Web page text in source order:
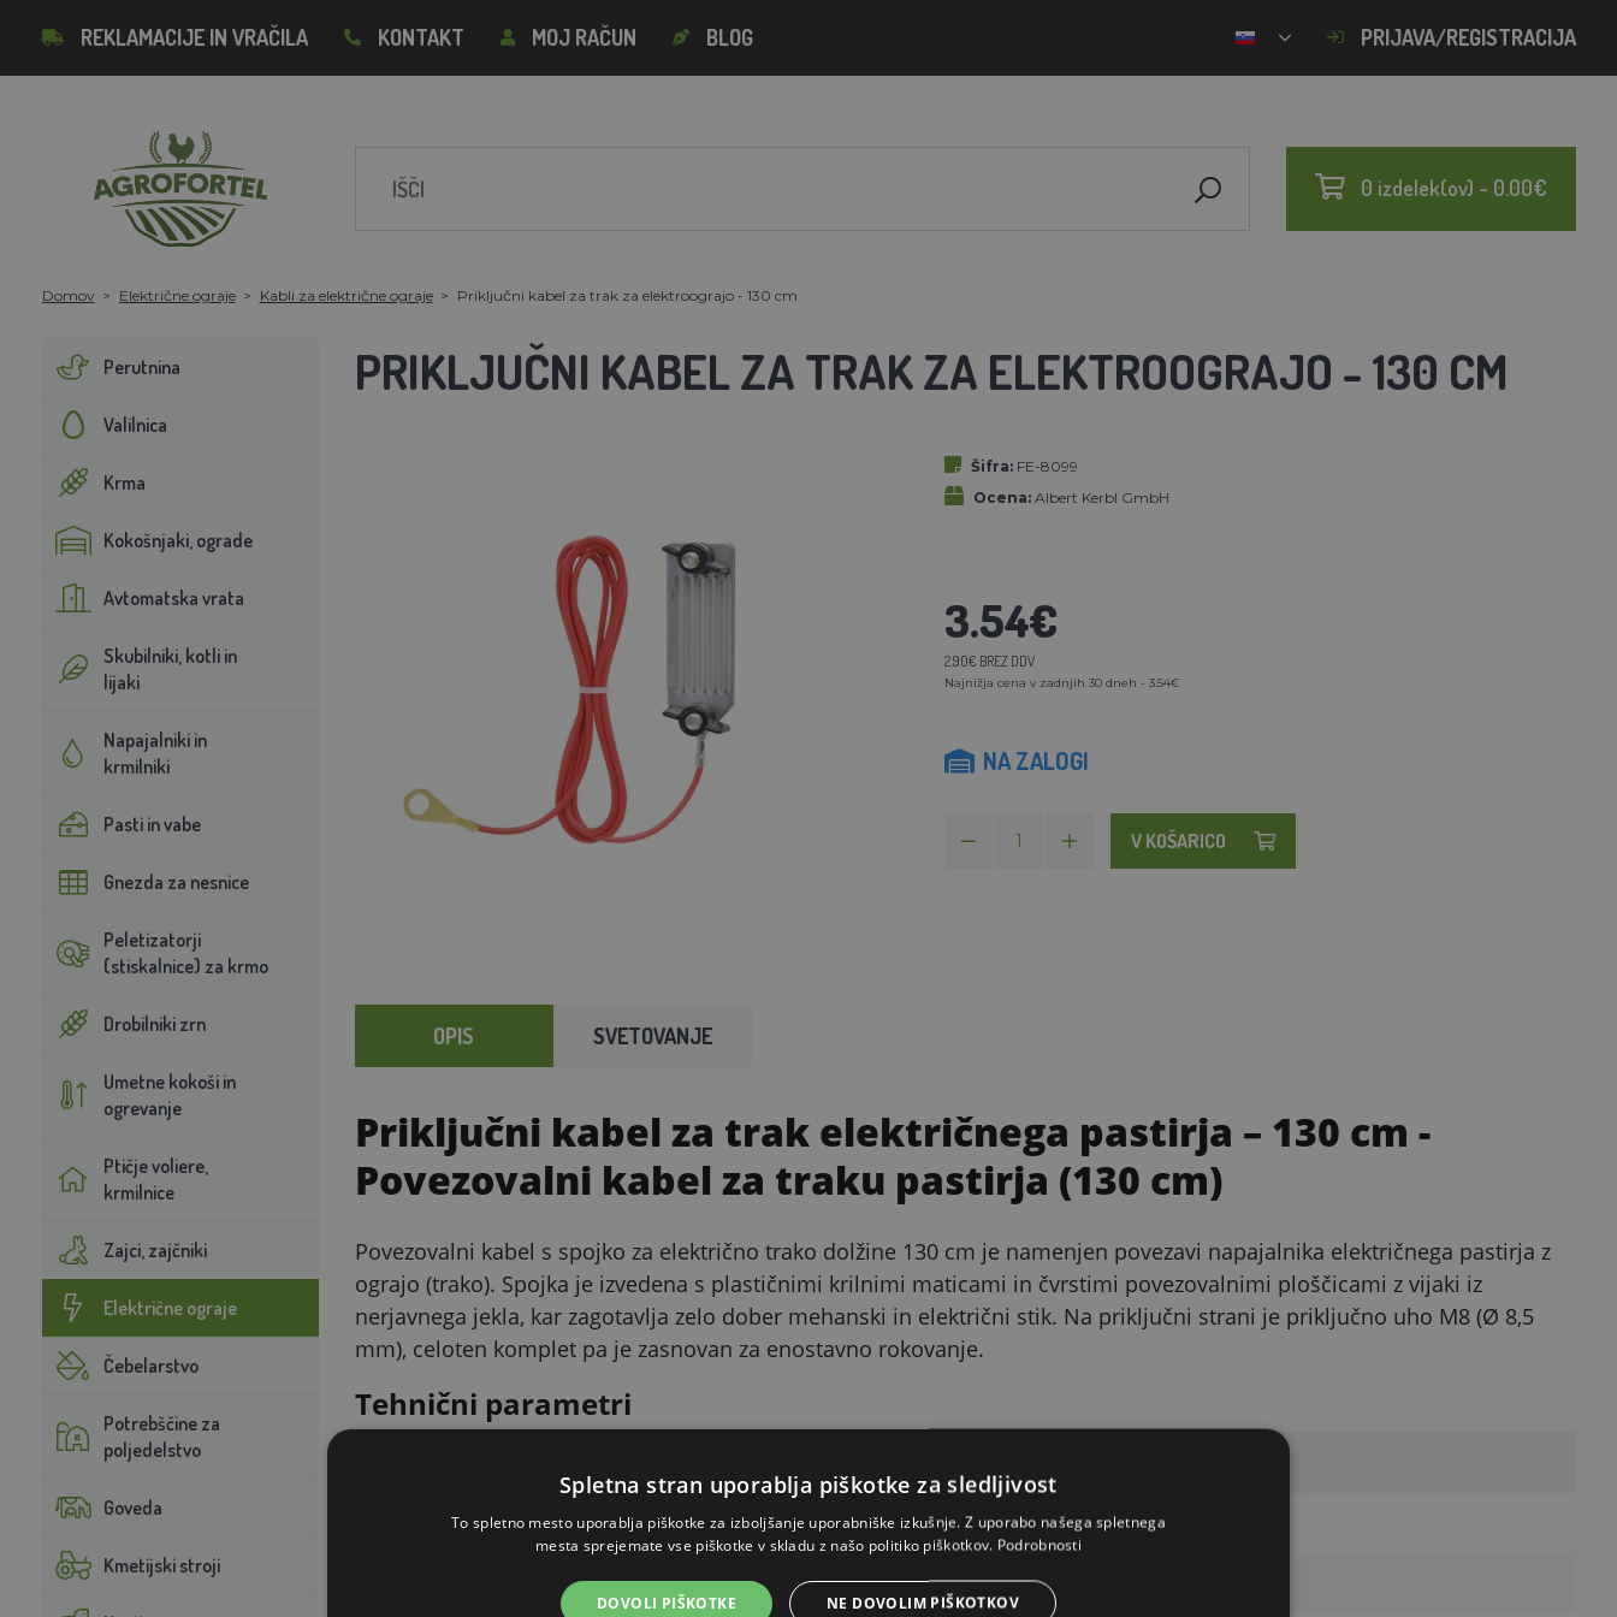
REKLAMACIJE IN VRAČILA KONTAKT MOJ RAČUN BLOG PRIJAVA/REGISTRACIJA
0 izdelek(ov) - 0.00€
Domov Električne ograje Kabli za električne ograje Priključni kabel za trak za elektroograjo - 130 cm
Perutnina
Valilnica
Krma
Kokošnjaki, ograde
Avtomatska vrata
Skubilniki, kotli in
lijaki
Napajalniki in
krmilniki
Pasti in vabe
Gnezda za nesnice
Peletizatorji
(stiskalnice) za krmo
Drobilniki zrn
Umetne kokoši in
ogrevanje
Ptičje voliere,
krmilnice
Zajci, zajčniki
Električne ograje
Čebelarstvo
Potrebščine za
poljedelstvo
Goveda
Kmetijski stroji
PRIKLJUČNI KABEL ZA TRAK ZA ELEKTROOGRAJO - 130 CM
Šifra: FE-8099
Ocena: Albert Kerbl GmbH
3.54€
2.90€ BREZ DDV
Najnižja cena v zadnjih 30 dneh - 3.54€
NA ZALOGI
V KOŠARICO
OPIS SVETOVANJE
Priključni kabel za trak električnega pastirja – 130 cm -
Povezovalni kabel za traku pastirja (130 cm)
Povezovalni kabel s spojko za električno trako dolžine 130 cm je namenjen povezavi napajalnika električnega pastirja z
ograjo (trako). Spojka je izvedena s plastičnimi krilnimi maticami in čvrstimi povezovalnimi ploščicami z vijaki iz
nerjavnega jekla, kar zagotavlja zelo dober mehanski in električni stik. Na priključni strani je priključno uho M8 (Ø 8,5
mm), celoten komplet pa je zasnovan za enostavno rokovanje.
Tehnični parametri
Dolžina kabla 130 cm
M8 - Ø 8,5 mm
Spletna stran uporablja piškotke za sledljivost
To spletno mesto uporablja piškotke za izboljšanje uporabniške izkušnje. Z uporabo našega spletnega
mesta sprejemate vse piškotke v skladu z našo politiko piškotkov. Podrobnosti
DOVOLI PIŠKOTKE NE DOVOLIM PIŠKOTKOV